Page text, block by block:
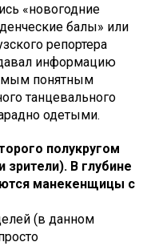
«новогодние
балы» или
репортера
информацию
понятным
танцевального
одетыми.
полукругом
зрители). В глубине
манекенщицы с
(в данном